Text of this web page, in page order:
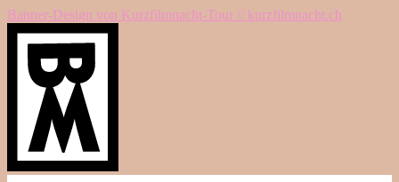
Banner-Design von Kurzfilmnacht-Tour // kurzfilmnacht.ch